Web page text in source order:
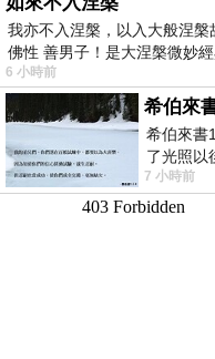
我亦不入涅槃，以入大般涅
佛性 善男子！是大涅槃微妙
6 小時前
希伯來
希伯來書
了光照以
面被毀謗
7 小時前